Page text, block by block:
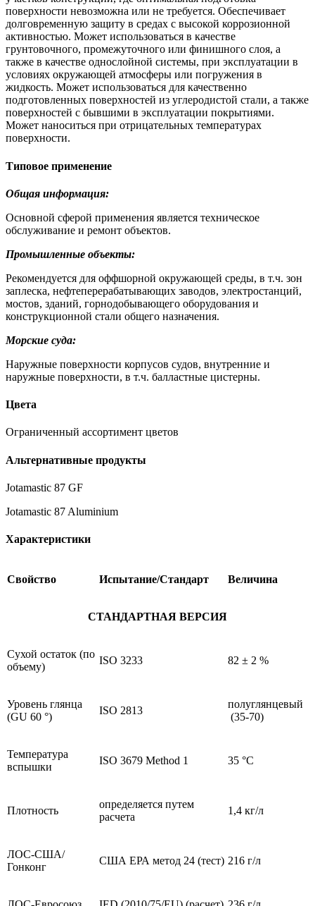
поверхности невозможна или не требуется. Обеспечивает
долговременную защиту в средах с высокой коррозионной
активностью. Может использоваться в качестве
грунтовочного, промежуточного или финишного слоя, а
также в качестве однослойной системы, при эксплуатации в
условиях окружающей атмосферы или погружения в
жидкость. Может использоваться для качественно
подготовленных поверхностей из углеродистой стали, а также
поверхностей с бывшими в эксплуатации покрытиями.
Может наноситься при отрицательных температурах
поверхности.
Типовое применение
Общая информация:
Основной сферой применения является техническое
обслуживание и ремонт объектов.
Промышленные объекты:
Рекомендуется для оффшорной окружающей среды, в т.ч. зон
заплеска, нефтеперерабатывающих заводов, электростанций,
мостов, зданий, горнодобывающего оборудования и
конструкционной стали общего назначения.
Морские суда:
Наружные поверхности корпусов судов, внутренние и
наружные поверхности, в т.ч. балластные цистерны.
Цвета
Ограниченный ассортимент цветов
Альтернативные продукты
Jotamastic 87 GF
Jotamastic 87 Aluminium
Характеристики
Свойство Испытание/Стандарт Величина
СТАНДАРТНАЯ ВЕРСИЯ
Сухой остаток (по
объему)
ISO 3233 82 ± 2 %
Уровень глянца
(GU 60 °)
ISO 2813
полуглянцевый
(35-70)
Температура
вспышки
ISO 3679 Method 1 35 °C
Плотность
определяется путем
расчета
1,4 кг/л
ЛОС-США/
Гонконг
США ЕРА метод 24 (тест) 216 г/л